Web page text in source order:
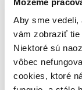
Aby sme vedeli,
vám zobraziť tie
Niektoré sú
vôbec
cookies, ktoré
Zúžiť výber
Zoradiť
Bestsellery